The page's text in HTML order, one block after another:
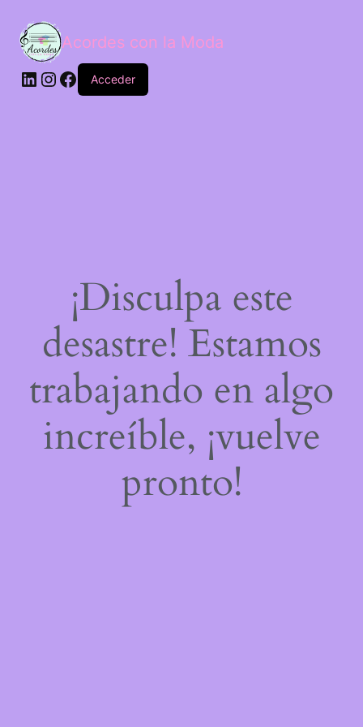
Acordes con la Moda
Acceder
¡Disculpa este
desastre! Estamos
trabajando en algo
increíble, ¡vuelve
pronto!